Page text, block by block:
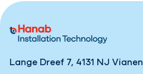
Lange Dreef 7, 4131 NJ Vianen